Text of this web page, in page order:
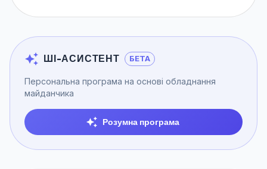
ШІ-АСИСТЕНТ БЕТА
Персональна програма на основі обладнання
майданчика
Розумна програма